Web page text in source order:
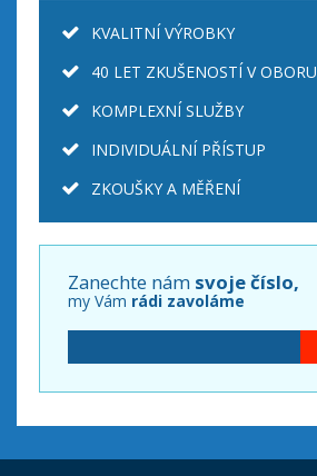
KVALITNÍ VÝROBKY
40 LET ZKUŠENOSTÍ V OBORU
KOMPLEXNÍ SLUŽBY
INDIVIDUÁLNÍ PŘÍSTUP
ZKOUŠKY A MĚŘENÍ
Zanechte nám svoje číslo,
my Vám rádi zavoláme